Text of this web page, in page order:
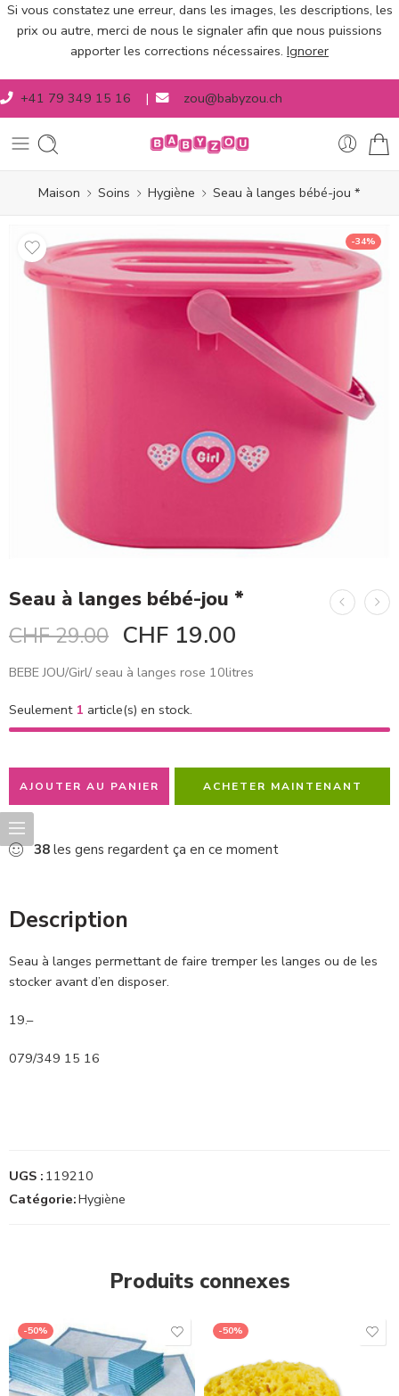
Si vous constatez une erreur, dans les images, les descriptions, les
prix ou autre, merci de nous le signaler afin que nous puissions
apporter les corrections nécessaires. Ignorer
+41 79 349 15 16 | zou@babyzou.ch
Maison Soins Hygiène Seau à langes bébé-jou *
-34%
Seau à langes bébé-jou *
CHF29.00 CHF 19.00
BEBE JOU/Girl/ seau à langes rose 10litres
Seulement 1 article(s) en stock.
AJOUTER AU PANIER ACHETER MAINTENANT
38 les gens regardent ça en ce moment
Description
Seau à langes permettant de faire tremper les langes ou de les
stocker avant d’en disposer.
19.–
079/349 15 16
UGS : 119210
Catégorie:Hygiène
Produits connexes
-50% -50%